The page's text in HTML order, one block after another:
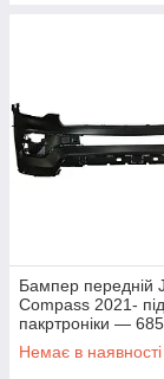
Бампер передній
Compass 2021- під
пакртроніки —
Немає в наявності